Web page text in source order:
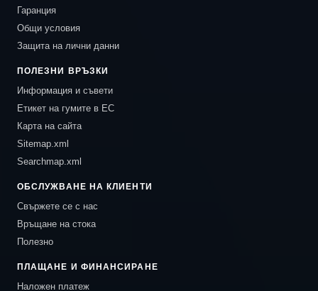
Гаранция
Общи условия
Защита на лични данни
ПОЛЕЗНИ ВРЪЗКИ
Информация и съвети
Етикет на гумите в ЕС
Карта на сайта
Sitemap.xml
Searchmap.xml
ОБСЛУЖВАНЕ НА КЛИЕНТИ
Свържете се с нас
Връщане на стока
Полезно
ПЛАЩАНЕ И ФИНАНСИРАНЕ
Наложен платеж